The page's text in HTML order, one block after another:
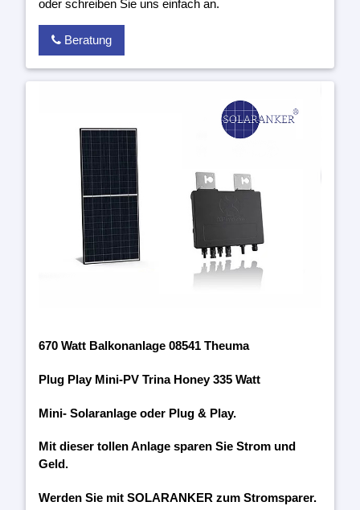
oder schreiben Sie uns einfach an.
Beratung
670 Watt Balkonanlage 08541 Theuma
Plug Play Mini-PV Trina Honey 335 Watt
Mini- Solaranlage oder Plug & Play.
Mit dieser tollen Anlage sparen Sie Strom und
Geld.
Werden Sie mit SOLARANKER zum Stromsparer.